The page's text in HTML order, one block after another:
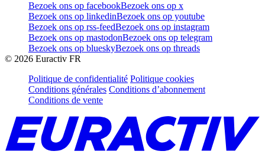
Bezoek ons op facebookBezoek ons op x
Bezoek ons op linkedinBezoek ons op youtube
Bezoek ons op rss-feedBezoek ons op instagram
Bezoek ons op mastodonBezoek ons op telegram
Bezoek ons op blueskyBezoek ons op threads
© 2026 Euractiv FR
Politique de confidentialité Politique cookies
Conditions générales Conditions d’abonnement
Conditions de vente